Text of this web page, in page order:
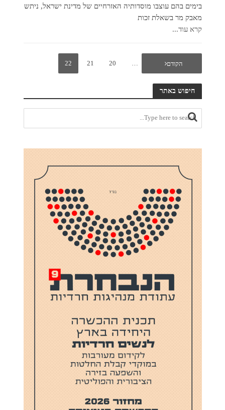
בימים בהם עוצבו מוסדותיה האזרחיים של מדינת ישראל, ניתש
מאבק מר בשאלת זכות
קרא עוד...
הקודם …
20
21
22
חיפוש באתר